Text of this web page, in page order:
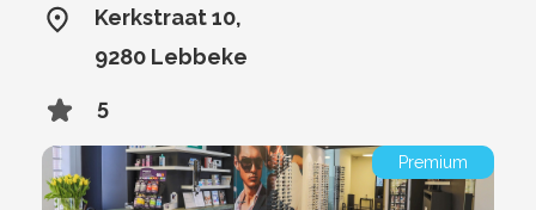
Kerkstraat 10,
9280 Lebbeke
5
Premium